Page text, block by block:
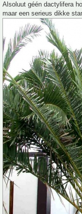
Alsoluut géén dactylifera
maar een serieus dikke